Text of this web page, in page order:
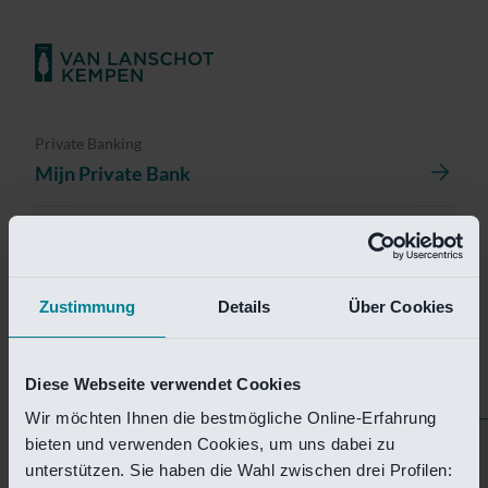
Zustimmung Details Über Cookies
Diese Webseite verwendet Cookies
Wir möchten Ihnen die bestmögliche Online-Erfahrung
bieten und verwenden Cookies, um uns dabei zu
unterstützen. Sie haben die Wahl zwischen drei Profilen:
Private Banking
Mijn Private Bank
Helaas is deze pagina